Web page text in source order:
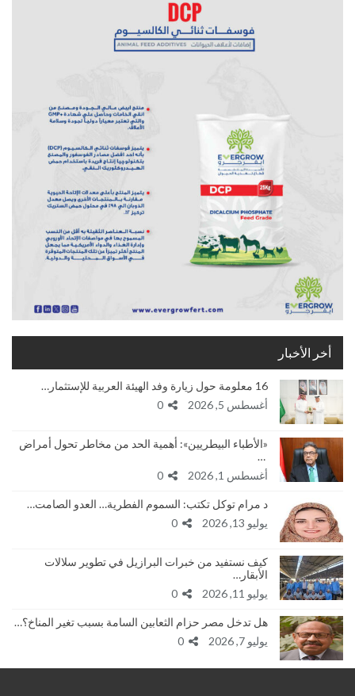
أخر الأخبار
16 معلومة حول زيارة وفد الهيئة العربية للإستثمار…
أغسطس 5, 2026
«الأطباء البيطريين»: أهمية الحد من مخاطر تحول أمراض
…
أغسطس 1, 2026
د مرام توكل تكتب: السموم الفطرية… العدو الصامت…
يوليو 13, 2026
كيف نستفيد من خبرات البرازيل في تطوير سلالات
الأبقار…
يوليو 11, 2026
هل تدخل مصر حزام الثعابين السامة بسبب تغير المناخ؟…
يوليو 7, 2026